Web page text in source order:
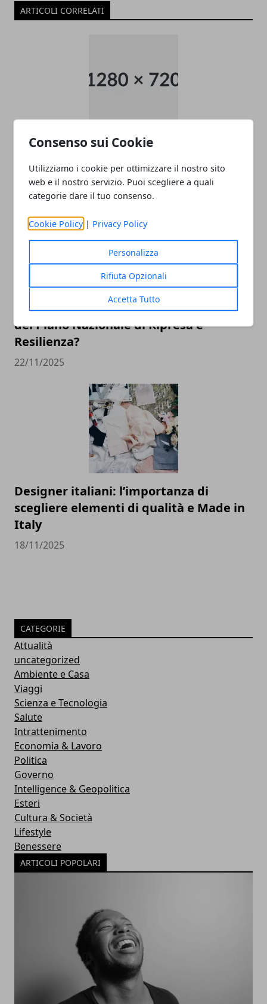
Consenso sui Cookie
Utilizziamo i cookie per ottimizzare il nostro sito
web e il nostro servizio. Puoi scegliere a quali
categorie dare il tuo consenso.
Cookie Policy | Privacy Policy
Personalizza
Rifiuta Opzionali
Accetta Tutto
ARTICOLI CORRELATI
Come raggiungere l’aeroporto di
22/11/2025
PNRR: quali sono i principali progetti
del Piano Nazionale di Ripresa e
Resilienza?
22/11/2025
Designer italiani: l’importanza di
scegliere elementi di qualità e Made in
Italy
18/11/2025
CATEGORIE
Attualità
uncategorized
Ambiente e Casa
Viaggi
Scienza e Tecnologia
Salute
Intrattenimento
Economia & Lavoro
Politica
Governo
Intelligence & Geopolitica
Esteri
Cultura & Società
Lifestyle
Benessere
ARTICOLI POPOLARI